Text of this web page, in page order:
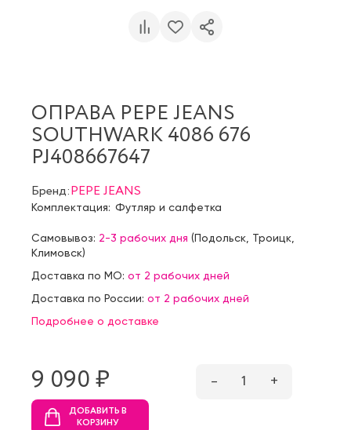
ОПРАВА PEPE JEANS
SOUTHWARK 4086 676
PJ408667647
Бренд:PEPE JEANS
Комплектация: Футляр и салфетка
Самовывоз: 2-3 рабочих дня (Подольск Троицк
Климовск)
Доставка по МО: от 2 рабочих дней
Доставка по России: от 2 рабочих дней
Подробнее о доставке
9 090 ₷ – 1 +
ДОБАВИТЬ В
КОРЗИНУ